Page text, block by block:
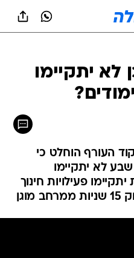
יתקיימו
העורף הוחלט כי
לא יתקיימו
פעילויות חינוך